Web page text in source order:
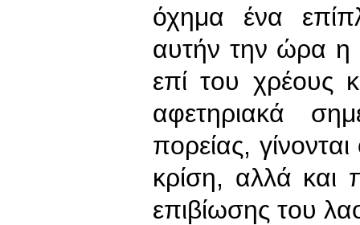
όχημα ένα
αυτήν την ώρα
επί του χρέους
αφετηριακά
πορείας,
κρίση, αλλά και
επιβίωσης του